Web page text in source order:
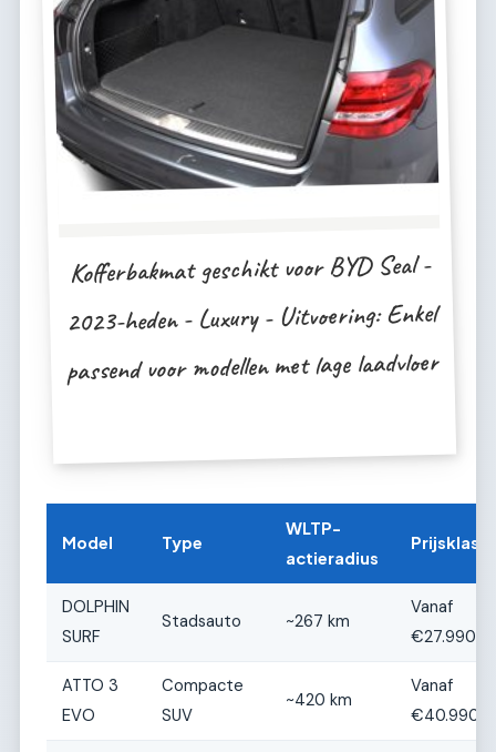
Kofferbakmat geschikt voor BYD Seal -
2023-heden - Luxury - Uitvoering: Enkel
passend voor modellen met lage laadvloer
Model Type
WLTP-
actieradius
DOLPHIN
SURF
Stadsauto ~267 km
Vanaf
€27.990
ATTO 3
EVO
Compacte
SUV
~420 km
Vanaf
€40.990